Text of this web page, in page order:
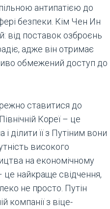
антипатією до
безпеки. Кім Чен Ин
від поставок озброєнь
адже він отримає
обмежений доступ до
ставитися до
Кореї – це
ділити її з Путіним вони
високого
на економічному
це найкраще свідчення,
не просто. Путін
компанії з віце-